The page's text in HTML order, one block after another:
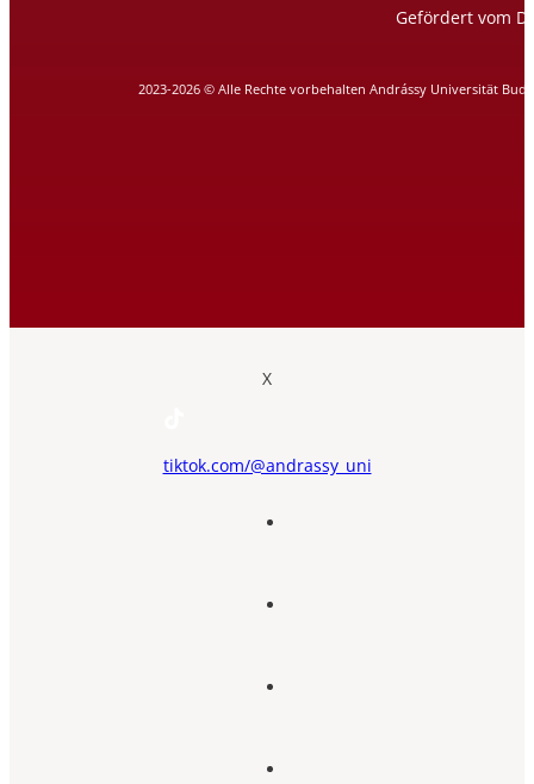
Gefördert vom
2023-2026 © Alle Rechte vorbehalten Andrássy Universität
X
tiktok.com/@andrassy_uni